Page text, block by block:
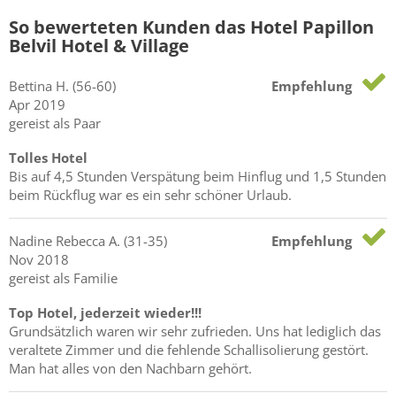
So bewerteten Kunden das Hotel Papillon
Belvil Hotel & Village
Bettina H. (56-60)
Apr 2019
gereist als Paar
Empfehlung
Tolles Hotel
Bis auf 4,5 Stunden Verspätung beim Hinflug und 1,5 Stunden
beim Rückflug war es ein sehr schöner Urlaub.
Nadine Rebecca A. (31-35)
Nov 2018
gereist als Familie
Empfehlung
Top Hotel, jederzeit wieder!!!
Grundsätzlich waren wir sehr zufrieden. Uns hat lediglich das
veraltete Zimmer und die fehlende Schallisolierung gestört.
Man hat alles von den Nachbarn gehört.